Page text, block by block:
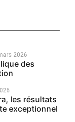
2026
des
les résultats
exceptionnel